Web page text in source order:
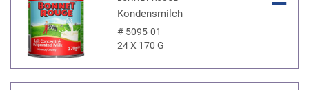
Kondensmilch
#5095-01
24 X 170 G